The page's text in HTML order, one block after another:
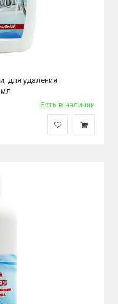
для удаления
мл
Есть в наличии